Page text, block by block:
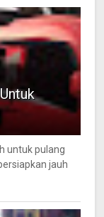
untuk pulang
jauh